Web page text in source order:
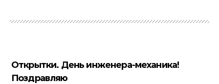
Открытки. День инженера-механика!
Поздравляю